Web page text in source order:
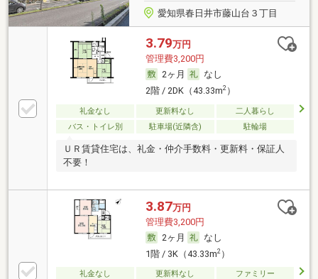
愛知県春日井市藤山台３丁目
3.79万円
管理費3,200円
2ヶ月
なし
2階 / 2DK（43.33m2）
礼金なし 更新料なし
二人暮らし
バス・トイレ別
駐車場(近隣含) 駐輪場
ＵＲ賃貸住宅は、礼金・仲介手数料・更新料・保証人
不要！
3.87万円
管理費3,200円
2ヶ月
なし
1階 / 3K（43.33m2）
礼金なし 更新料なし
ファミリー